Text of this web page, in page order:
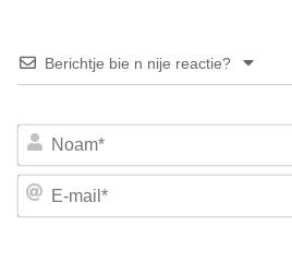
Berichtje bie n nije reactie?